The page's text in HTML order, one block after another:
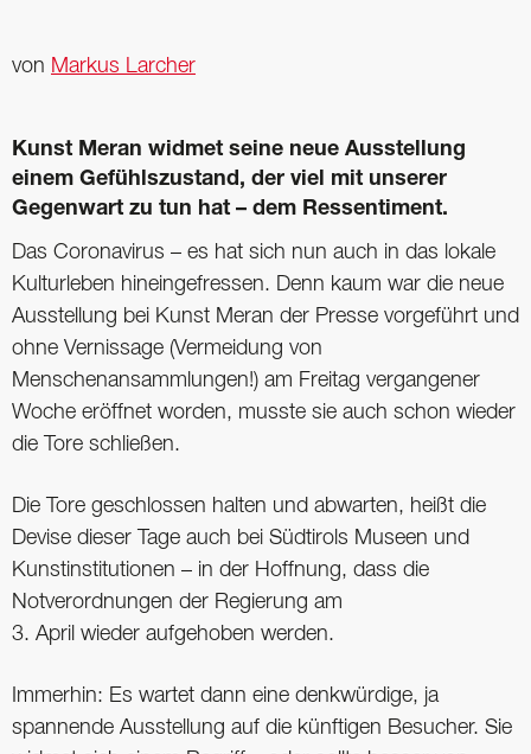
von Markus Larcher
Kunst Meran widmet seine neue Ausstellung
einem Gefühlszustand, der viel mit unserer
Gegenwart zu tun hat – dem Ressentiment.
Das Coronavirus – es hat sich nun auch in das lokale
Kulturleben hineingefressen. Denn kaum war die neue
Ausstellung bei Kunst Meran der Presse vorgeführt und
ohne Vernissage (Vermeidung von
Menschenansammlungen!) am Freitag vergangener
Woche eröffnet worden, musste sie auch schon wieder
die Tore schließen.
Die Tore geschlossen halten und abwarten, heißt die
Devise dieser Tage auch bei Südtirols Museen und
Kunstinstitutionen – in der Hoffnung, dass die
Notverordnungen der Regierung am
3. April wieder aufgehoben werden.
Immerhin: Es wartet dann eine denkwürdige, ja
spannende Ausstellung auf die künftigen Besucher. Sie